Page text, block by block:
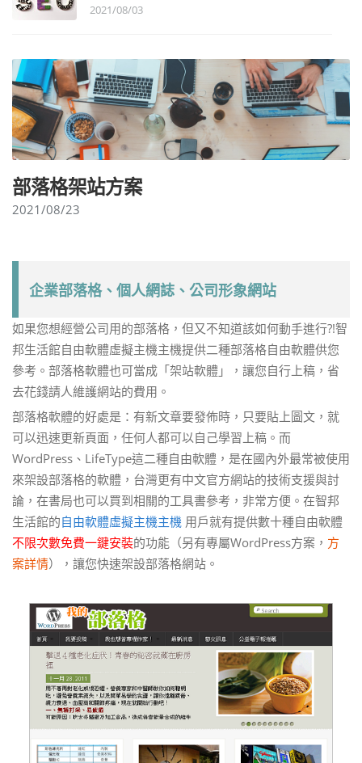
2021/08/03
部落格架站方案
2021/08/23
企業部落格、個人網誌、公司形象網站
如果您想經營公司用的部落格，但又不知道該如何動手進行?!智
邦生活館自由軟體虛擬主機主機提供二種部落格自由軟體供您
參考。部落格軟體也可當成「架站軟體」，讓您自行上稿，省
去花錢請人維護網站的費用。
部落格軟體的好處是：有新文章要發佈時，只要貼上圖文，就
可以迅速更新頁面，任何人都可以自己學習上稿。而
WordPress、LifeType這二種自由軟體，是在國內外最常被使用
來架設部落格的軟體，台灣更有中文官方網站的技術支援與討
論，在書局也可以買到相關的工具書參考，非常方便。在智邦
生活館的自由軟體虛擬主機主機 用戶就有提供數十種自由軟體
不限次數免費一鍵安裝的功能（另有專屬WordPress方案， 方
案詳情），讓您快速架設部落格網站。